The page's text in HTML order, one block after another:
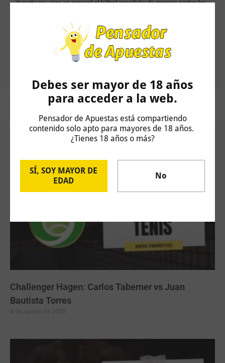
Debes ser mayor de 18 años
para acceder a la web.
Pensador de Apuestas está compartiendo
contenido solo apto para mayores de 18 años.
¿Tienes 18 años o más?
SÍ, SOY MAYOR DE
EDAD
No
deporte rey, sigo en general el fútbol español y de manera particular
pronosticar, junto con la Copa del Rey y la Champions League. Me
gusta basar mi trabajo en el análisis del juego. Lo considero un
aspecto clave a la hora de estimar el valor en las cuotas, además por
supuesto, del trabajo diario, recabando información acerca de los
estados de forma, lesiones o sanciones que puedan afectar a los
Artículos Relacionados
Challenger Hagen: Carlos Taberner vs Juan
Bautista Torres